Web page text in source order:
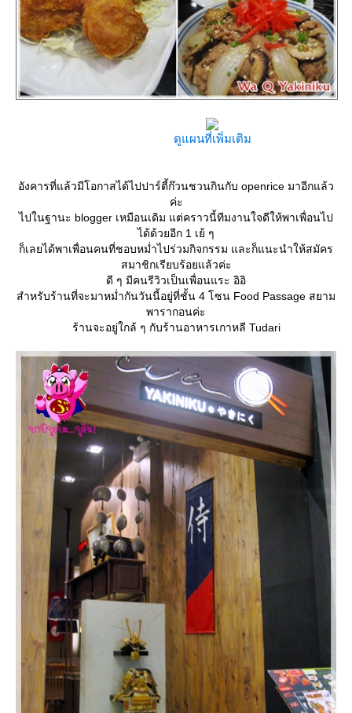
ดูแผนที่เพิ่มเติม
อังคารที่แล้วมีโอกาสได้ไปปาร์ตี้ก๊วนชวนกินกับ openrice มาอีกแล้ว
ค่ะ
ไปในฐานะ blogger เหมือนเดิม แต่คราวนี้ทีมงานใจดีให้พาเพื่อนไป
ได้ด้วยอีก 1 เย้ ๆ
ก็เลยได้พาเพื่อนคนที่ชอบหม่ำไปร่วมกิจกรรม และก็แนะนำให้สมัคร
สมาชิกเรียบร้อยแล้วค่ะ
ดี ๆ มีคนรีวิวเป็นเพื่อนแระ อิอิ
สำหรับร้านที่จะมาหม่ำกันวันนี้อยู่ที่ชั้น 4 โซน Food Passage สยาม
พารากอนค่ะ
ร้านจะอยู่ใกล้ ๆ กับร้านอาหารเกาหลี Tudari